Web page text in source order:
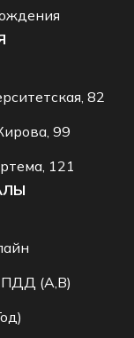
82
99
121
(A,B)